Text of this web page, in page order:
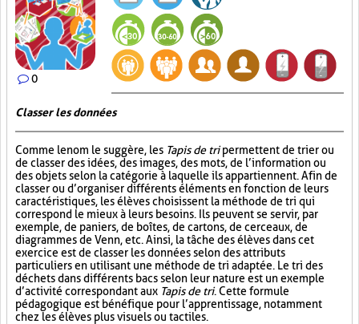
0
Classer les données
Comme le nom le suggère, les Tapis de tripermettent de trier ou
de classer des idées, des images, des mots, de l’information ou
des objets selon la catégorie à laquelle ils appartiennent. Afin de
classer ou d’organiser différents éléments en fonction de leurs
caractéristiques, les élèves choisissent la méthode de tri qui
correspond le mieux à leurs besoins. Ils peuvent se servir, par
exemple, de paniers, de boîtes, de cartons, de cerceaux, de
diagrammes de Venn, etc. Ainsi, la tâche des élèves dans cet
exercice est de classer les données selon des attributs
particuliers en utilisant une méthode de tri adaptée. Le tri des
déchets dans différents bacs selon leur nature est un exemple
d’activité correspondant aux Tapis de tri. Cette formule
pédagogique est bénéfique pour l’apprentissage, notamment
chez les élèves plus visuels ou tactiles.